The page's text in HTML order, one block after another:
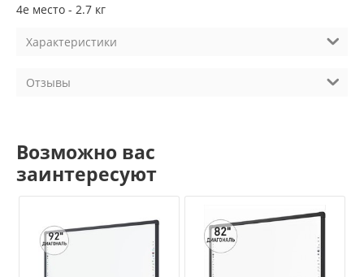
4е место - 2.7 кг
Характеристики
Отзывы
Возможно вас
заинтересуют